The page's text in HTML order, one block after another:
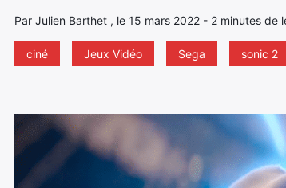
Par Julien Barthet , le 15 mars 2022 - 2 minutes de
ciné Jeux Vidéo Sega sonic 2